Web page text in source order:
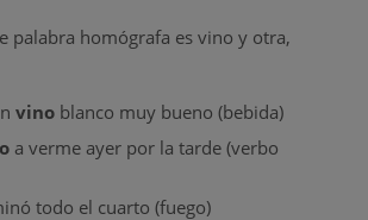
palabra homógrafa es vino y otra,
vinoblanco muy bueno (bebida)
a verme ayer por la tarde (verbo
todo el cuarto (fuego)